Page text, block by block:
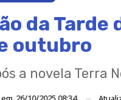
da Tarde
outubro
a novela Terra